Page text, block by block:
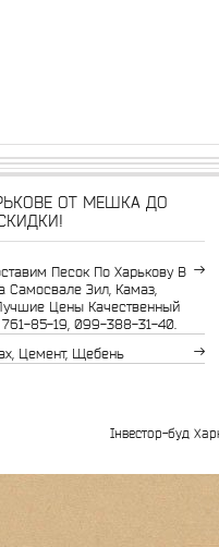
ОТ МЕШКА ДО
Песок По Харькову В
Зил, Камаз,
Цены Качественный
761-85-19, 099-388-31-40.
Цемент, Щебень